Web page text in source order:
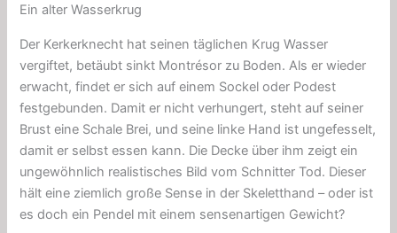
Ein alter Wasserkrug
Der Kerkerknecht hat seinen täglichen Krug Wasser
vergiftet, betäubt sinkt Montrésor zu Boden. Als er wieder
erwacht, findet er sich auf einem Sockel oder Podest
festgebunden. Damit er nicht verhungert, steht auf seiner
Brust eine Schale Brei, und seine linke Hand ist ungefesselt,
damit er selbst essen kann. Die Decke über ihm zeigt ein
ungewöhnlich realistisches Bild vom Schnitter Tod. Dieser
hält eine ziemlich große Sense in der Skeletthand – oder ist
es doch ein Pendel mit einem sensenartigen Gewicht?